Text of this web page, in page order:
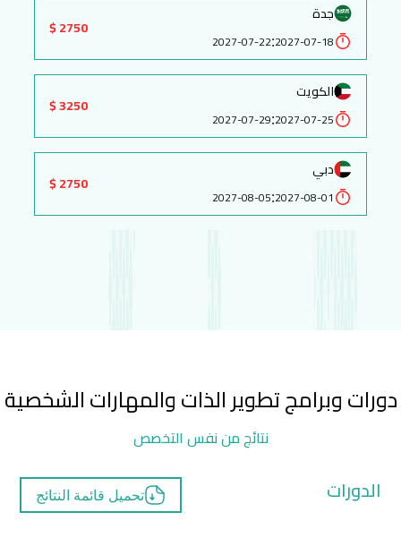
جدة
2027-07-18
:
2027-07-22
2750 $
الكويت
2027-07-25
:
2027-07-29
3250 $
دبي
2027-08-01
:
2027-08-05
2750 $
دورات وبرامج تطوير الذات والمهارات الشخصية
نتائج من نفس التخصص
الدورات تحميل قائمة النتائج